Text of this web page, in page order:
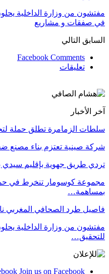
مفتشون من وزارة الداخلية
في صفقات و مشاريع
السابق التالي
Facebook Comments
تعليقات
آخر الأخبار
سلطات الزمامرة تطلق حملة
شركة صينية تعتزم بناء مصنع
تردي طريق جهوية بإقليم سيدي
مجموعة كوسومار تنخرط في
بمساهمة…
فاصيل طرد الصحافي المغربي
مفتشون من وزارة الداخلية
للتحقيق…
Join us on Facebook